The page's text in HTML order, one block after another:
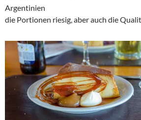
Argentinien
die Portionen riesig, aber auch die